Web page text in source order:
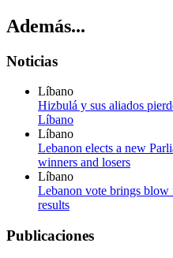
Además...
Noticias
Líbano
Hizbulá y sus aliados
Líbano
Líbano
Lebanon elects a new
winners and losers
Líbano
Lebanon vote brings
results
Publicaciones